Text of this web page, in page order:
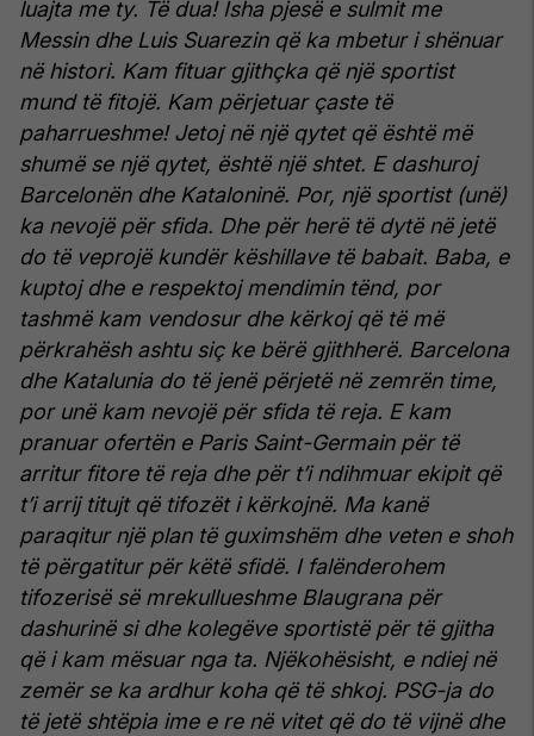
luajta me ty. Të dua! Isha pjesë e sulmit me
Messin dhe Luis Suarezin që ka mbetur i shënuar
në histori. Kam fituar gjithçka që një sportist
mund të fitojë. Kam përjetuar çaste të
paharrueshme! Jetoj në një qytet që është më
shumë se një qytet, është një shtet. E dashuroj
Barcelonën dhe Kataloninë. Por, një sportist (unë)
ka nevojë për sfida. Dhe për herë të dytë në jetë
do të veprojë kundër këshillave të babait. Baba, e
kuptoj dhe e respektoj mendimin tënd, por
tashmë kam vendosur dhe kërkoj që të më
përkrahësh ashtu siç ke bërë gjithherë. Barcelona
dhe Katalunia do të jenë përjetë në zemrën time,
por unë kam nevojë për sfida të reja. E kam
pranuar ofertën e Paris Saint-Germain për të
arritur fitore të reja dhe për t’i ndihmuar ekipit që
t’i arrij titujt që tifozët i kërkojnë. Ma kanë
paraqitur një plan të guximshëm dhe veten e shoh
të përgatitur për këtë sfidë. I falënderohem
tifozerisë së mrekullueshme Blaugrana për
dashurinë si dhe kolegëve sportistë për të gjitha
që i kam mësuar nga ta. Njëkohësisht, e ndiej në
zemër se ka ardhur koha që të shkoj. PSG-ja do
të jetë shtëpia ime e re në vitet që do të vijnë dhe